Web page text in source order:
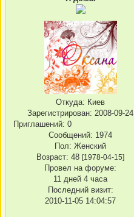
Откуда: Киев
Зарегистрирован: 2008-09-24
Приглашений: 0
Сообщений: 1974
Пол: Женский
Возраст: 48 [1978-04-15]
Провел на форуме:
11 дней 4 часа
Последний визит:
2010-11-05 14:04:57